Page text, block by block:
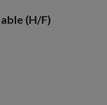
(H/F)